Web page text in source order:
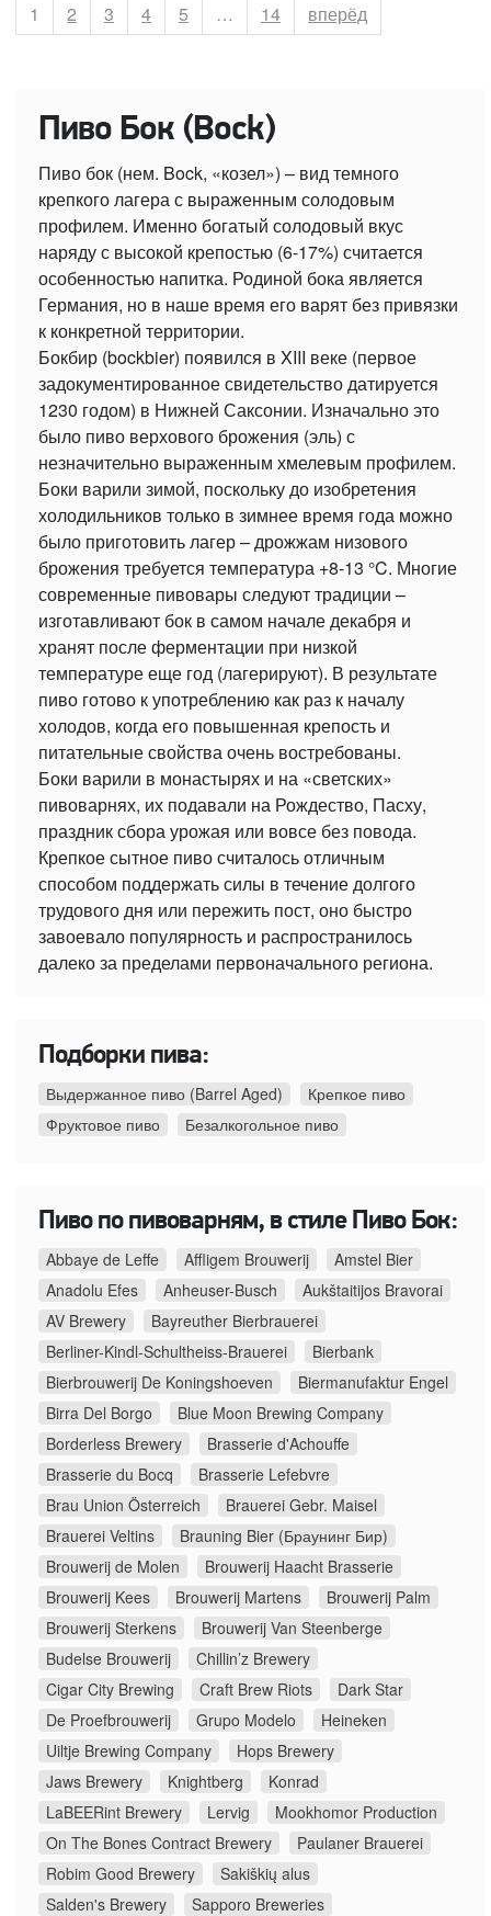
Страница
1 Страница
2 Страница
3 Страница
4 Страница
5 … Страница
14 вперёд
Пиво Бок (Bock)
Пиво бок (нем. Bock, «козел») – вид темного
крепкого лагера с выраженным солодовым
профилем. Именно богатый солодовый вкус
наряду с высокой крепостью (6-17%) считается
особенностью напитка. Родиной бока является
Германия, но в наше время его варят без привязки
к конкретной территории.
Бокбир (bockbier) появился в XIII веке (первое
задокументированное свидетельство датируется
1230 годом) в Нижней Саксонии. Изначально это
было пиво верхового брожения (эль) с
незначительно выраженным хмелевым профилем.
Боки варили зимой, поскольку до изобретения
холодильников только в зимнее время года можно
было приготовить лагер – дрожжам низового
брожения требуется температура +8-13 °C. Многие
современные пивовары следуют традиции –
изготавливают бок в самом начале декабря и
хранят после ферментации при низкой
температуре еще год (лагерируют). В результате
пиво готово к употреблению как раз к началу
холодов, когда его повышенная крепость и
питательные свойства очень востребованы.
Боки варили в монастырях и на «светских»
пивоварнях, их подавали на Рождество, Пасху,
праздник сбора урожая или вовсе без повода.
Крепкое сытное пиво считалось отличным
способом поддержать силы в течение долгого
трудового дня или пережить пост, оно быстро
завоевало популярность и распространилось
далеко за пределами первоначального региона.
Подборки пива:
Выдержанное пиво (Barrel Aged)
Крепкое пиво
Фруктовое пиво
Безалкогольное пиво
Пиво по пивоварням, в стиле Пиво Бок:
Abbaye de Leffe Affligem Brouwerij
Amstel Bier
Anadolu Efes
Anheuser-Busch
Aukštaitijos Bravorai
AV Brewery
Bayreuther Bierbrauerei
Berliner-Kindl-Schultheiss-Brauerei
Bierbank
Bierbrouwerij De Koningshoeven
Biermanufaktur Engel
Birra Del Borgo
Blue Moon Brewing Company
Borderless Brewery
Brasserie d'Achouffe
Brasserie du Bocq
Brasserie Lefebvre
Brau Union Österreich
Brauerei Gebr. Maisel
Brauerei Veltins
Brauning Bier (Браунинг Бир)
Brouwerij de Molen
Brouwerij Haacht Brasserie
Brouwerij Kees
Brouwerij Martens
Brouwerij Palm
Brouwerij Sterkens
Brouwerij Van Steenberge
Budelse Brouwerij
Chillin’z Brewery
Cigar City Brewing
Craft Brew Riots
Dark Star
De Proefbrouwerij
Grupo Modelo
Heineken
Uiltje Brewing Company
Hops Brewery
Jaws Brewery
Knightberg
Konrad
LaBEERint Brewery
Lervig
Mookhomor Production
On The Bones Contract Brewery
Paulaner Brauerei
Robim Good Brewery
Sakiškių alus
Salden's Brewery
Sapporo Breweries